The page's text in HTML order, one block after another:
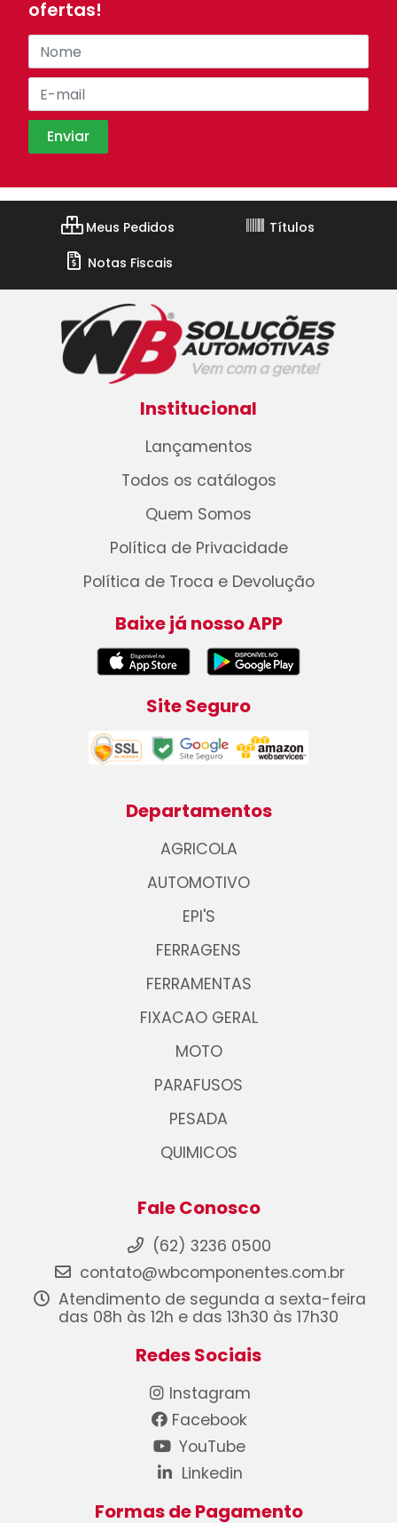
ofertas!
Meus Pedidos
Títulos
Notas Fiscais
Institucional
Lançamentos
Todos os catálogos
Quem Somos
Política de Privacidade
Política de Troca e Devolução
Baixe já nosso APP
Site Seguro
Departamentos
AGRICOLA
AUTOMOTIVO
EPI'S
FERRAGENS
FERRAMENTAS
FIXACAO GERAL
MOTO
PARAFUSOS
PESADA
QUIMICOS
Fale Conosco
(62) 3236 0500
contato@wbcomponentes.com.br
Atendimento de segunda a sexta-feira
das 08h às 12h e das 13h30 às 17h30
Redes Sociais
Instagram
Facebook
YouTube
Linkedin
Formas de Pagamento